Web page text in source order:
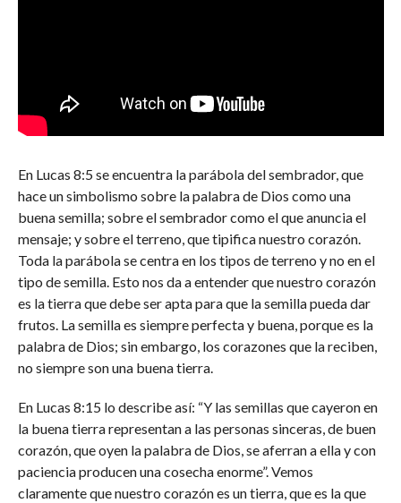
En Lucas 8:5 se encuentra la parábola del sembrador, que
hace un simbolismo sobre la palabra de Dios como una
buena semilla; sobre el sembrador como el que anuncia el
mensaje; y sobre el terreno, que tipifica nuestro corazón.
Toda la parábola se centra en los tipos de terreno y no en el
tipo de semilla. Esto nos da a entender que nuestro corazón
es la tierra que debe ser apta para que la semilla pueda dar
frutos. La semilla es siempre perfecta y buena, porque es la
palabra de Dios; sin embargo, los corazones que la reciben,
no siempre son una buena tierra.
En Lucas 8:15 lo describe así: “Y las semillas que cayeron en
la buena tierra representan a las personas sinceras, de buen
corazón, que oyen la palabra de Dios, se aferran a ella y con
paciencia producen una cosecha enorme”. Vemos
claramente que nuestro corazón es un tierra, que es la que